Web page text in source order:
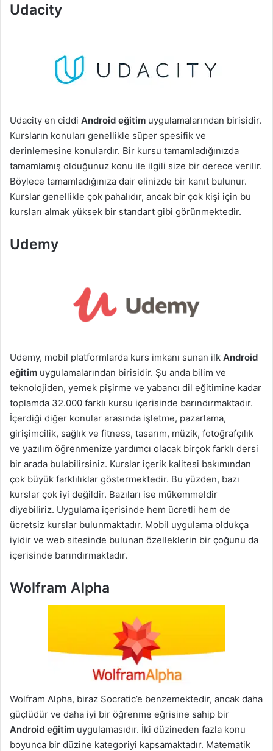
Udacity
Udacity en ciddi Android eğitim uygulamalarından birisidir.
Kursların konuları genellikle süper spesifik ve
derinlemesine konulardır. Bir kursu tamamladığınızda
tamamlamış olduğunuz konu ile ilgili size bir derece verilir.
Böylece tamamladığınıza dair elinizde bir kanıt bulunur.
Kurslar genellikle çok pahalıdır, ancak bir çok kişi için bu
kursları almak yüksek bir standart gibi görünmektedir.
Udemy
Udemy, mobil platformlarda kurs imkanı sunan ilk Android
eğitim uygulamalarından birisidir. Şu anda bilim ve
teknolojiden, yemek pişirme ve yabancı dil eğitimine kadar
toplamda 32.000 farklı kursu içerisinde barındırmaktadır.
İçerdiği diğer konular arasında işletme, pazarlama,
girişimcilik, sağlık ve fitness, tasarım, müzik, fotoğrafçılık
ve yazılım öğrenmenize yardımcı olacak birçok farklı dersi
bir arada bulabilirsiniz. Kurslar içerik kalitesi bakımından
çok büyük farklılıklar göstermektedir. Bu yüzden, bazı
kurslar çok iyi değildir. Bazıları ise mükemmeldir
diyebiliriz. Uygulama içerisinde hem ücretli hem de
ücretsiz kurslar bulunmaktadır. Mobil uygulama oldukça
iyidir ve web sitesinde bulunan özelleklerin bir çoğunu da
içerisinde barındırmaktadır.
Wolfram Alpha
Wolfram Alpha, biraz Socratic’e benzemektedir, ancak daha
güçlüdür ve daha iyi bir öğrenme eğrisine sahip bir
Android eğitim uygulamasıdır. İki düzineden fazla konu
boyunca bir düzine kategoriyi kapsamaktadır. Matematik